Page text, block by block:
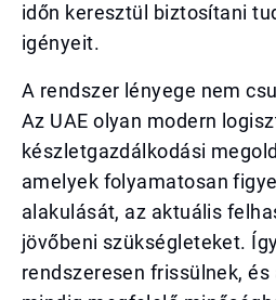
időn keresztül biztosítani
igényeit.
A rendszer lényege nem
Az UAE olyan modern
készletgazdálkodási
amelyek folyamatosan
alakulását, az aktuális
jövőbeni szükségleteket.
rendszeresen frissülnek, és